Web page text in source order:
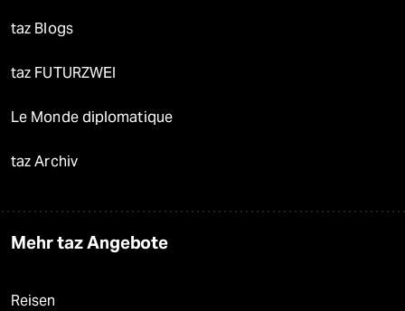
taz Blogs
taz FUTURZWEI
Le Monde diplomatique
taz Archiv
Mehr taz Angebote
Reisen